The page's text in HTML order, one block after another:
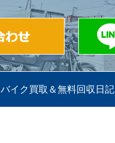
バイク買取＆無料回収日記